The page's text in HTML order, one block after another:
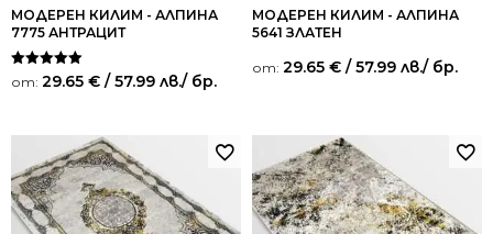
МОДЕРЕН КИЛИМ - АЛПИНА
7775 АНТРАЦИТ
Оценено на
5.00
от: 29.65 € / 57.99 лв./ бр.
МОДЕРЕН КИЛИМ - АЛПИНА
5641 ЗЛАТЕН
от: 29.65 € / 57.99 лв./ бр.